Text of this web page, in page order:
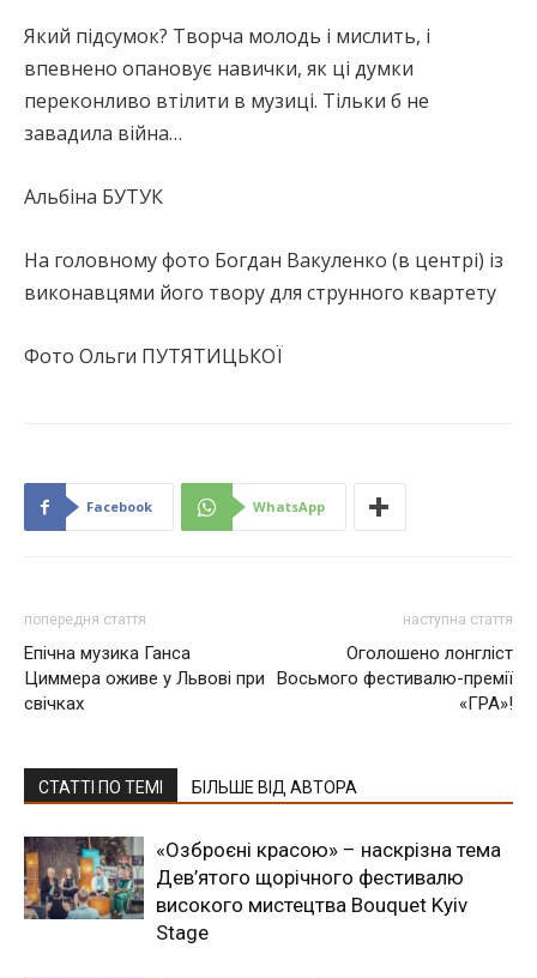
Який підсумок? Творча молодь і мислить, і
впевнено опановує навички, як ці думки
переконливо втілити в музиці. Тільки б не
завадила війна…
Альбіна БУТУК
На головному фото Богдан Вакуленко (в центрі) із
виконавцями його твору для струнного квартету
Фото Ольги ПУТЯТИЦЬКОЇ
Facebook WhatsApp
попередня стаття
Епічна музика Ганса
Циммера оживе у Львові при
свічках
наступна стаття
Оголошено лонгліст
Восьмого фестивалю-премії
«ГРА»!
СТАТТІ ПО ТЕМІ БІЛЬШЕ ВІД АВТОРА
«Озброєні красою» – наскрізна тема
Дев’ятого щорічного фестивалю
високого мистецтва Bouquet Kyiv
Stage